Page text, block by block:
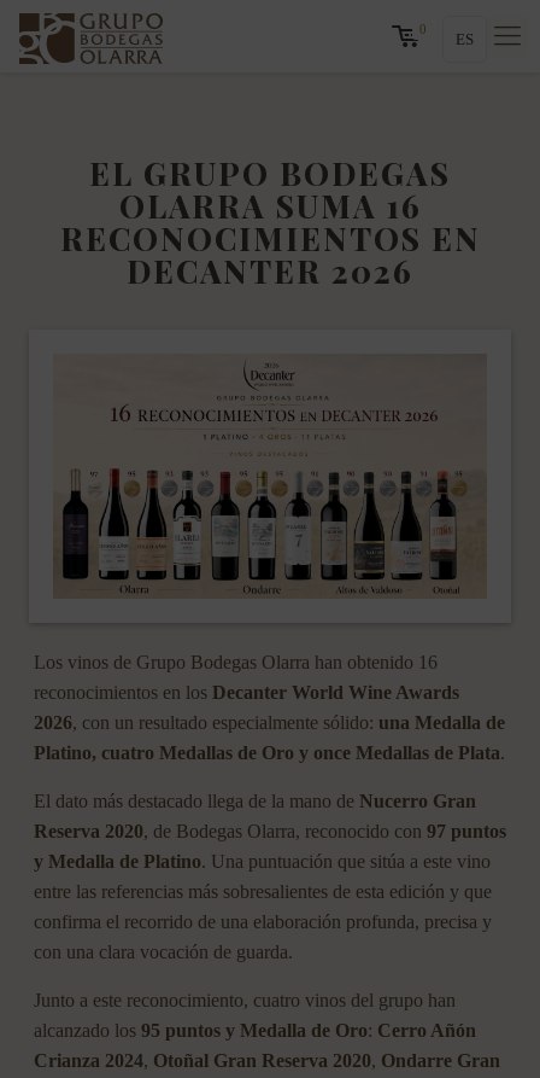
0
ES
EL GRUPO BODEGAS
OLARRA SUMA 16
RECONOCIMIENTOS EN
DECANTER 2026
Los vinos de Grupo Bodegas Olarra han obtenido 16
reconocimientos en los Decanter World Wine Awards
2026, con un resultado especialmente sólido: una Medalla de
Platino, cuatro Medallas de Oro y once Medallas de Plata.
El dato más destacado llega de la mano de Nucerro Gran
Reserva 2020, de Bodegas Olarra, reconocido con 97 puntos
y Medalla de Platino. Una puntuación que sitúa a este vino
entre las referencias más sobresalientes de esta edición y que
confirma el recorrido de una elaboración profunda, precisa y
con una clara vocación de guarda.
Junto a este reconocimiento, cuatro vinos del grupo han
alcanzado los 95 puntos y Medalla de Oro: Cerro Añón
Crianza 2024, Otoñal Gran Reserva 2020, Ondarre Gran